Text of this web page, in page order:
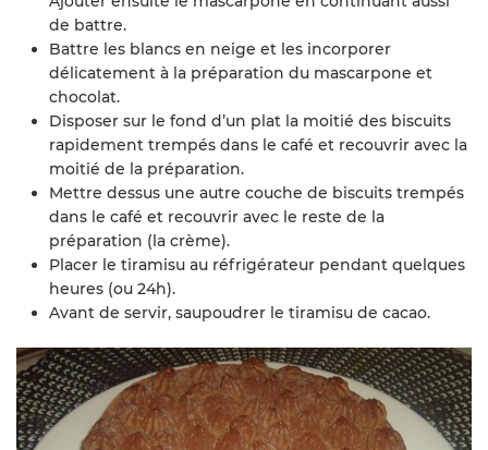
de battre.
Battre les blancs en neige et les incorporer
délicatement à la préparation du mascarpone et
chocolat.
Disposer sur le fond d’un plat la moitié des biscuits
rapidement trempés dans le café et recouvrir avec la
moitié de la préparation.
Mettre dessus une autre couche de biscuits trempés
dans le café et recouvrir avec le reste de la
préparation (la crème).
Placer le tiramisu au réfrigérateur pendant quelques
heures (ou 24h).
Avant de servir, saupoudrer le tiramisu de cacao.